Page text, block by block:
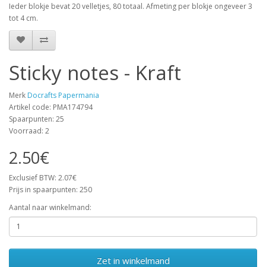
Ieder blokje bevat 20 velletjes, 80 totaal. Afmeting per blokje ongeveer 3
tot 4 cm.
Sticky notes - Kraft
Merk Docrafts Papermania
Artikel code: PMA174794
Spaarpunten: 25
Voorraad: 2
2.50€
Exclusief BTW: 2.07€
Prijs in spaarpunten: 250
Aantal naar winkelmand:
Zet in winkelmand